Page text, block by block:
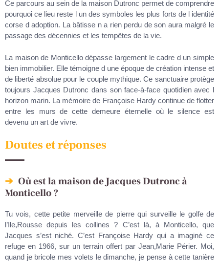
Ce parcours au sein de la maison Dutronc permet de comprendre
pourquoi ce lieu reste l un des symboles les plus forts de l identité
corse d adoption. La bâtisse n a rien perdu de son aura malgré le
passage des décennies et les tempêtes de la vie.
La maison de Monticello dépasse largement le cadre d un simple
bien immobilier. Elle témoigne d une époque de création intense et
de liberté absolue pour le couple mythique. Ce sanctuaire protège
toujours Jacques Dutronc dans son face-à-face quotidien avec l
horizon marin. La mémoire de Françoise Hardy continue de flotter
entre les murs de cette demeure éternelle où le silence est
devenu un art de vivre.
Doutes et réponses
Où est la maison de Jacques Dutronc à
Monticello ?
Tu vois, cette petite merveille de pierre qui surveille le golfe de
l’Ile,Rousse depuis les collines ? C’est là, à Monticello, que
Jacques s’est niché. C’est Françoise Hardy qui a imaginé ce
refuge en 1966, sur un terrain offert par Jean,Marie Périer. Moi,
quand je bricole mes volets le dimanche, je pense à cette tanière